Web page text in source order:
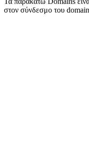
στον σύνδεσμο του